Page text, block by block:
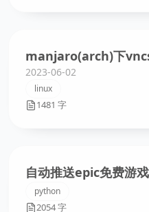
manjaro(arch)下
2023-06-02
linux
1481 字
自动推送epic免费游
python
2054 字